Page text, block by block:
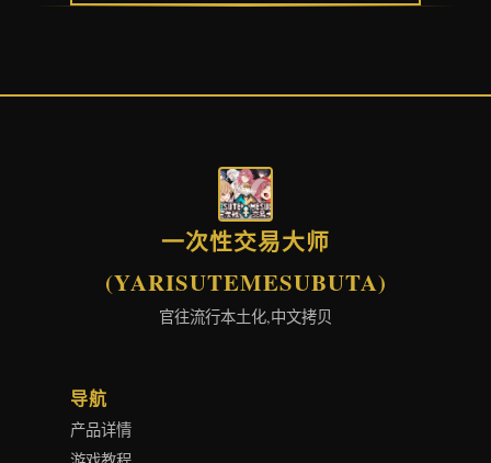
一次性交易大师
(YARISUTEMESUBUTA)
官往流行本土化,中文拷贝
导航
产品详情